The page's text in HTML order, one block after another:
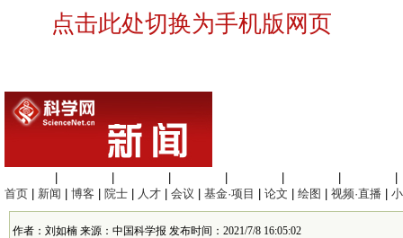
点击此处切换为手机版网页
首页
新闻 博客 院士 人才 会议 基金·项目 论文 绘图 视频·直播
作者：刘如楠 来源：中国科学报 发布时间：2021/7/8 16:05:02